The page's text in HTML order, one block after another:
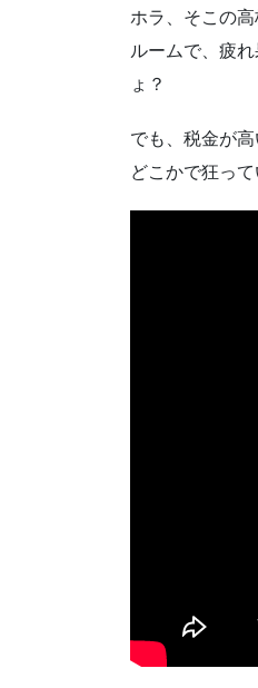
ホラ、そこの
ルームで、疲
ょ？
でも、税金が
どこかで狂っ